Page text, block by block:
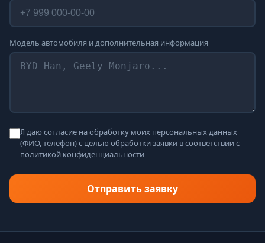
Модель автомобиля и дополнительная информация
Я даю согласие на обработку моих персональных данных
(ФИО, телефон) с целью обработки заявки в соответствии с
политикой конфиденциальности
Отправить заявку